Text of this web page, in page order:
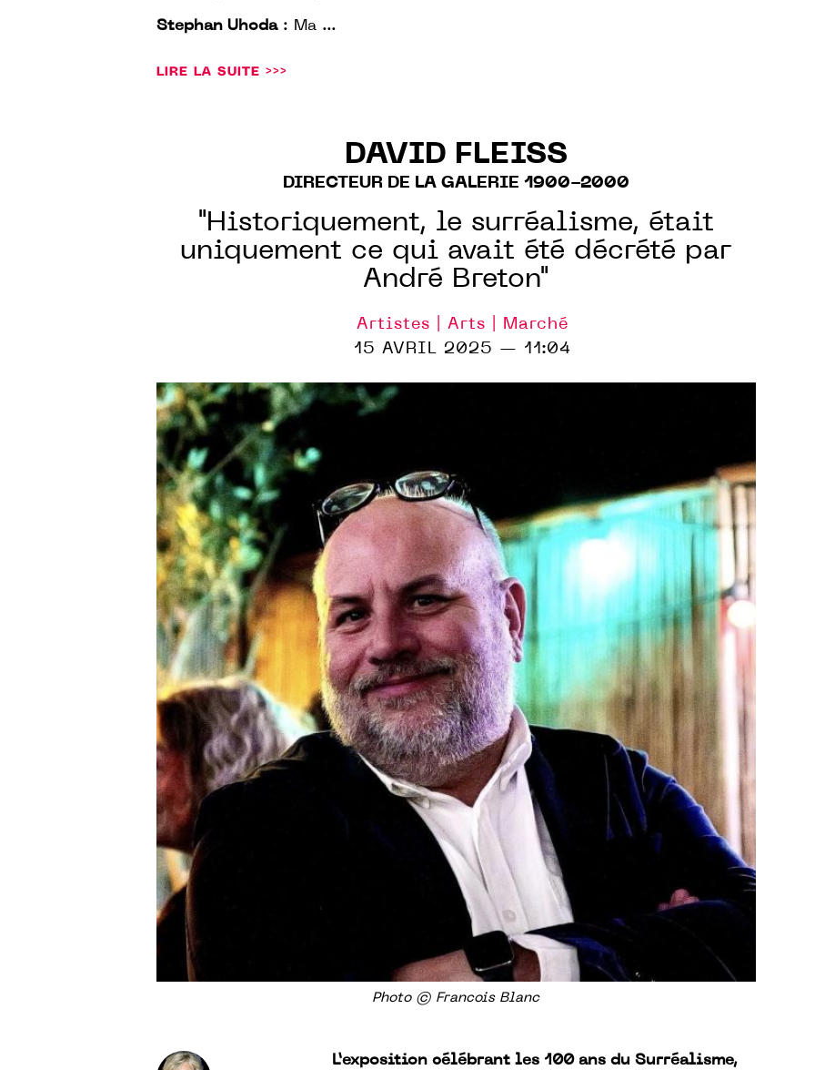
Stephan Uhoda: Ma ...
LIRE LA SUITE >>>
DAVID FLEISS
DIRECTEUR DE LA GALERIE 1900-2000
"Historiquement, le surréalisme, était
uniquement ce qui avait été décrété par
André Breton"
Artistes | Arts | Marché
15 AVRIL 2025 — 11:04
Photo © Francois Blanc
L’exposition célébrant les 100 ans du Surréalisme,